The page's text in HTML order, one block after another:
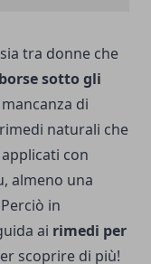
tra donne che
borse sotto gli
di
naturali che
con
almeno una
in
ai rimedi per
scoprire di più!